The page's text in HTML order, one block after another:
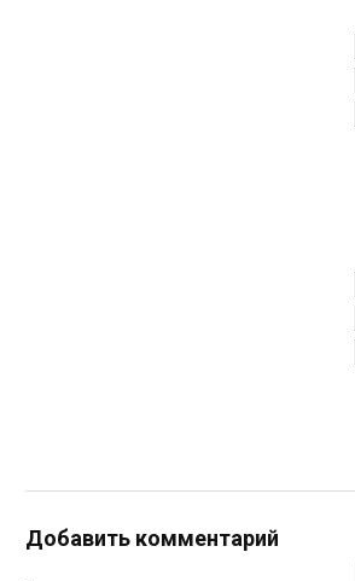
Добавить комментарий